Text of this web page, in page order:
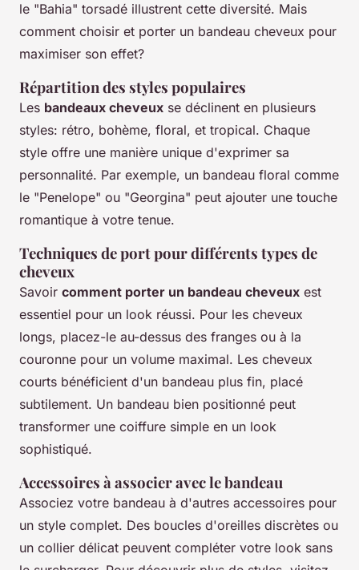
le "Bahia" torsadé illustrent cette diversité. Mais
comment choisir et porter un bandeau cheveux pour
maximiser son effet?
Répartition des styles populaires
Les bandeaux cheveux se déclinent en plusieurs
styles: rétro, bohème, floral, et tropical. Chaque
style offre une manière unique d'exprimer sa
personnalité. Par exemple, un bandeau floral comme
le "Penelope" ou "Georgina" peut ajouter une touche
romantique à votre tenue.
Techniques de port pour différents types de
cheveux
Savoir comment porter un bandeau cheveux est
essentiel pour un look réussi. Pour les cheveux
longs, placez-le au-dessus des franges ou à la
couronne pour un volume maximal. Les cheveux
courts bénéficient d'un bandeau plus fin, placé
subtilement. Un bandeau bien positionné peut
transformer une coiffure simple en un look
sophistiqué.
Accessoires à associer avec le bandeau
Associez votre bandeau à d'autres accessoires pour
un style complet. Des boucles d'oreilles discrètes ou
un collier délicat peuvent compléter votre look sans